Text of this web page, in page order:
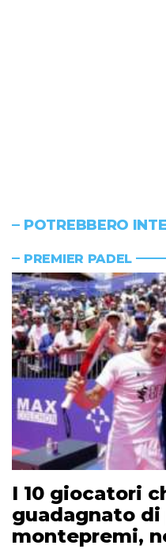
POTREBBERO
PREMIER PADEL
I 10 giocatori
guadagnato di
montepremi,